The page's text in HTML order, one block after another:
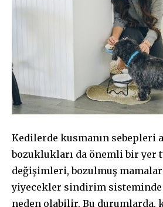
Kedilerde kusmanın sebepleri
bozuklukları da önemli bir yer
değişimleri, bozulmuş mamalar
yiyecekler sindirim sisteminde
neden olabilir. Bu durumlarda,